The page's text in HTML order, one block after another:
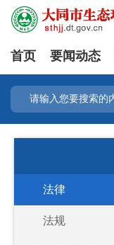
首页 要闻动态
法律
法规